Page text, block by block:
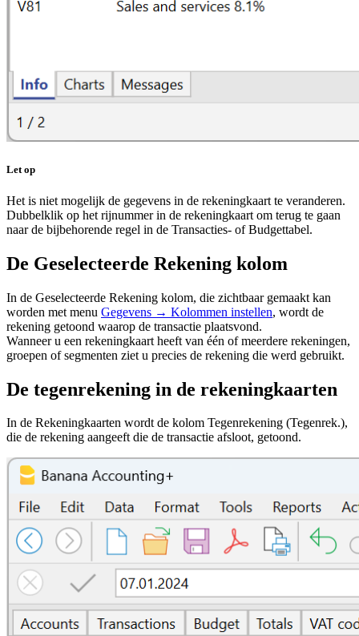
Let op
Het is niet mogelijk de gegevens in de rekeningkaart te veranderen.
Dubbelklik op het rijnummer in de rekeningkaart om terug te gaan
naar de bijbehorende regel in de Transacties- of Budgettabel.
De Geselecteerde Rekening kolom
In de Geselecteerde Rekening kolom, die zichtbaar gemaakt kan
worden met menu Gegevens → Kolommen instellen, wordt de
rekening getoond waarop de transactie plaatsvond.
Wanneer u een rekeningkaart heeft van één of meerdere rekeningen,
groepen of segmenten ziet u precies de rekening die werd gebruikt.
De tegenrekening in de rekeningkaarten
In de Rekeningkaarten wordt de kolom Tegenrekening (Tegenrek.),
die de rekening aangeeft die de transactie afsloot, getoond.